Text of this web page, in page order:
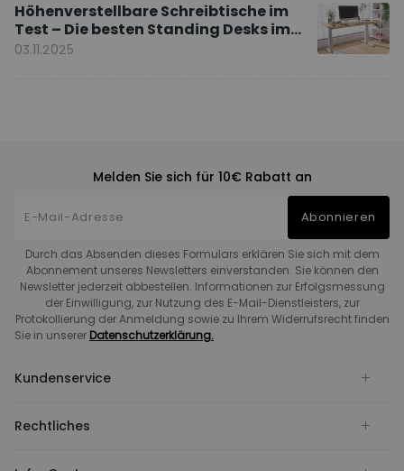
Höhenverstellbare Schreibtische im
Test – Die besten Standing Desks im
Vergleich
03.11.2025
Melden Sie sich für 10€ Rabatt an
Abonnieren
Durch das Absenden dieses Formulars erklären Sie sich mit dem
Abonnement unseres Newsletters einverstanden. Sie können den
Newsletter jederzeit abbestellen. Informationen zur Erfolgsmessung
der Einwilligung, zur Nutzung des E-Mail-Dienstleisters, zur
Protokollierung der Anmeldung sowie zu Ihrem Widerrufsrecht finden
Sie in unserer Datenschutzerklärung.
Kundenservice
Rechtliches